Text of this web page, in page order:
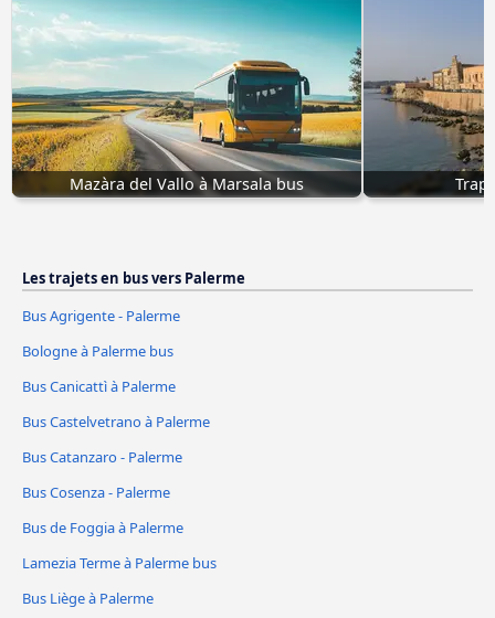
Mazàra del Vallo à Marsala bus
Les trajets en bus vers Palerme
Bus Agrigente - Palerme
Bologne à Palerme bus
Bus Canicattì à Palerme
Bus Castelvetrano à Palerme
Bus Catanzaro - Palerme
Bus Cosenza - Palerme
Bus de Foggia à Palerme
Lamezia Terme à Palerme bus
Bus Liège à Palerme